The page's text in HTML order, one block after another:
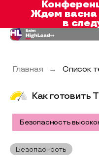
Ждем васна
в
Главная → Список
Как готовить
Безопасность
Безопасность